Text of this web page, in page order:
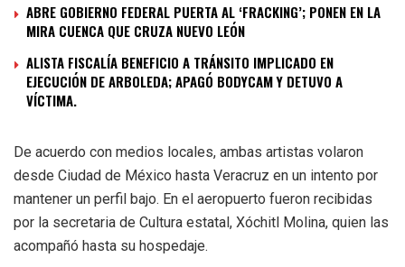
ABRE GOBIERNO FEDERAL PUERTA AL ‘FRACKING’; PONEN EN LA
MIRA CUENCA QUE CRUZA NUEVO LEÓN
ALISTA FISCALÍA BENEFICIO A TRÁNSITO IMPLICADO EN
EJECUCIÓN DE ARBOLEDA; APAGÓ BODYCAM Y DETUVO A
VÍCTIMA.
De acuerdo con medios locales, ambas artistas volaron
desde Ciudad de México hasta Veracruz en un intento por
mantener un perfil bajo. En el aeropuerto fueron recibidas
por la secretaria de Cultura estatal, Xóchitl Molina, quien las
acompañó hasta su hospedaje.